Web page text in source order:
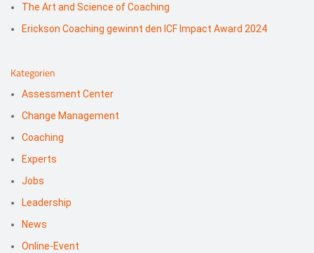
The Art and Science of Coaching
Erickson Coaching gewinnt den ICF Impact Award 2024
Kategorien
Assessment Center
Change Management
Coaching
Experts
Jobs
Leadership
News
Online-Event